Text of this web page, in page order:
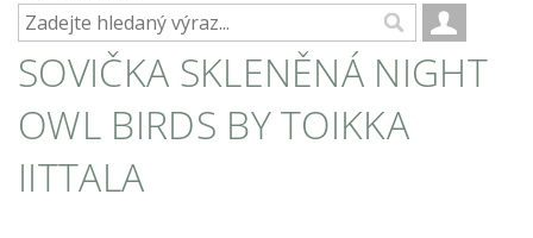
SOVIČKA SKLENĚNÁ NIGHT
OWL BIRDS BY TOIKKA
IITTALA